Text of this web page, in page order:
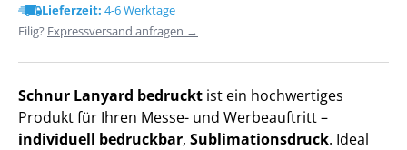
Lieferzeit: 4-6 Werktage
Eilig? Expressversand anfragen →
Schnur Lanyard bedruckt ist ein hochwertiges
Produkt für Ihren Messe- und Werbeauftritt –
individuell bedruckbar, Sublimationsdruck. Ideal